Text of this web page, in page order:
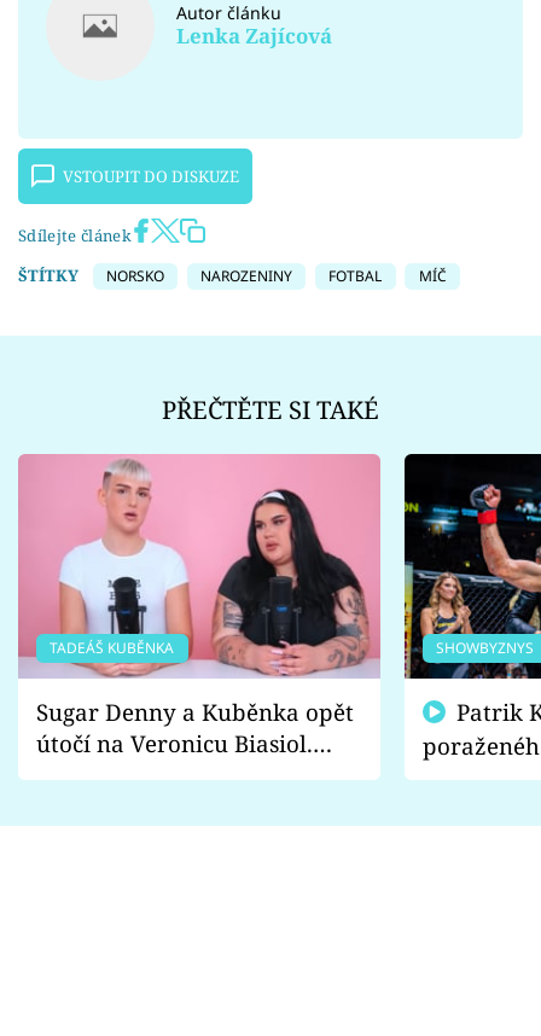
Autor článku
Lenka Zajícová
VSTOUPIT DO DISKUZE
Sdílejte článek
ŠTÍTKY
NORSKO NAROZENINY FOTBAL MÍČ
PŘEČTĚTE SI TAKÉ
TADEÁŠ KUBĚNKA
Sugar Denny a Kuběnka opět
útočí na Veronicu Biasiol.
Proč je podle nich falešná a
SHOWBYZNYS
fanoušci